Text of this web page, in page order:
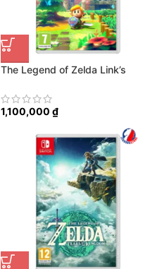
The Legend of Zelda Link’s
1,100,000 ₫